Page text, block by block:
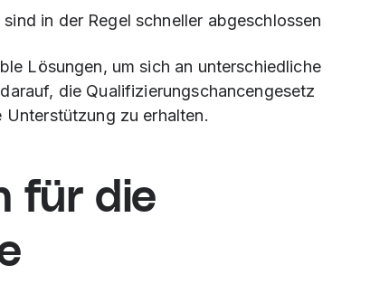
in der Regel schneller abgeschlossen
Lösungen, um sich an unterschiedliche
die Qualifizierungschancengesetz
Unterstützung zu erhalten.
für die